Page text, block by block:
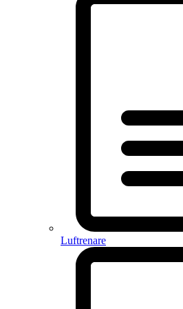
Luftrenare